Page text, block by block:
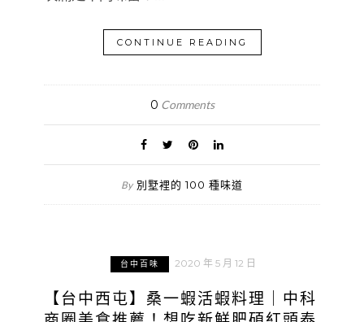
CONTINUE READING
0 Comments
By 別墅裡的 100 種味道
台中百味 2020 年 5 月 12 日
【台中西屯】桑一蝦活蝦料理｜中科